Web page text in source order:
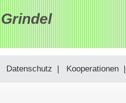
Datenschutz | Kooperationen|